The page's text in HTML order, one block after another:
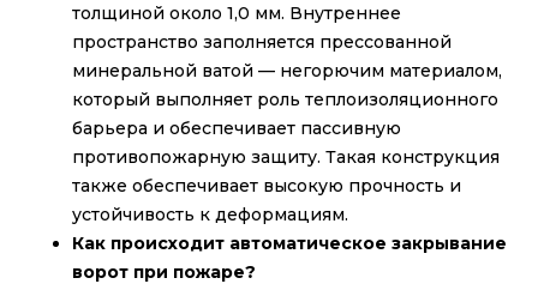
толщиной около 1,0 мм. Внутреннее
пространство заполняется прессованной
минеральной ватой — негорючим материалом,
который выполняет роль теплоизоляционного
барьера и обеспечивает пассивную
противопожарную защиту. Такая конструкция
также обеспечивает высокую прочность и
устойчивость к деформациям.
Как происходит автоматическое закрывание
ворот при пожаре?